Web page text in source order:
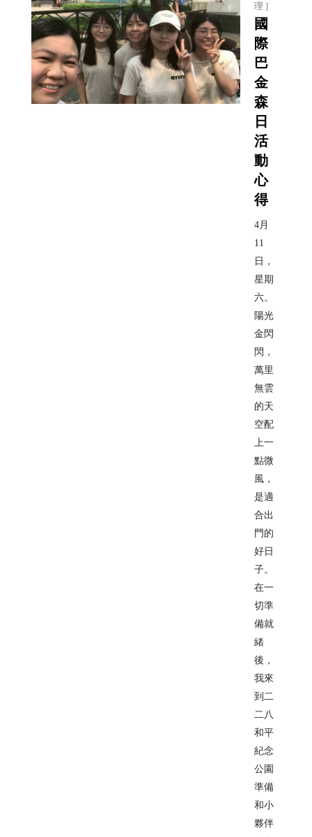
理 ]
國
際
巴
金
森
日
活
動
心
得
4月
11
日，
星期
六。
陽光
金閃
閃，
萬里
無雲
的天
空配
上一
點微
風，
是適
合出
門的
好日
子。
在一
切準
備就
緒
後，
我來
到二
二八
和平
紀念
公園
準備
和小
夥伴